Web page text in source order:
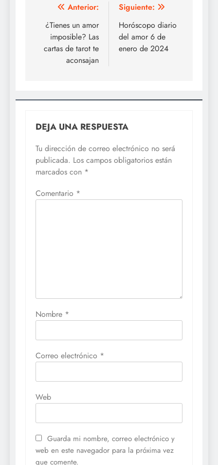
Navegación
de
entradas
Anterior:
¿Tienes un amor
imposible? Las
cartas de tarot te
aconsajan
Siguiente:
Horóscopo diario
del amor 6 de
enero de 2024
DEJA UNA RESPUESTA
Tu dirección de correo electrónico no será
publicada. Los campos obligatorios están
marcados con *
Comentario *
Nombre *
Correo electrónico *
Web
Guarda mi nombre, correo electrónico y
web en este navegador para la próxima vez
que comente.